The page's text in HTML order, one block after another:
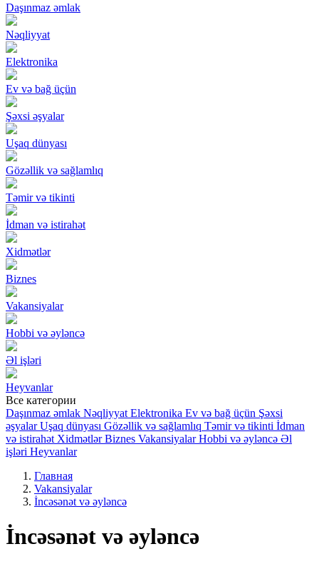
Daşınmaz əmlak
Nəqliyyat
Elektronika
Ev və bağ üçün
Şəxsi əşyalar
Uşaq dünyası
Gözəllik və sağlamlıq
Təmir və tikinti
İdman və istirahət
Xidmətlər
Biznes
Vakansiyalar
Hobbi və əyləncə
Əl işləri
Heyvanlar
Все категории
Daşınmaz əmlak Nəqliyyat Elektronika Ev və bağ üçün Şəxsi
əşyalar Uşaq dünyası Gözəllik və sağlamlıq Təmir və tikinti İdman
və istirahət Xidmətlər Biznes Vakansiyalar Hobbi və əyləncə Əl
işləri Heyvanlar
Главная
Vakansiyalar
İncəsənət və əyləncə
İncəsənət və əyləncə